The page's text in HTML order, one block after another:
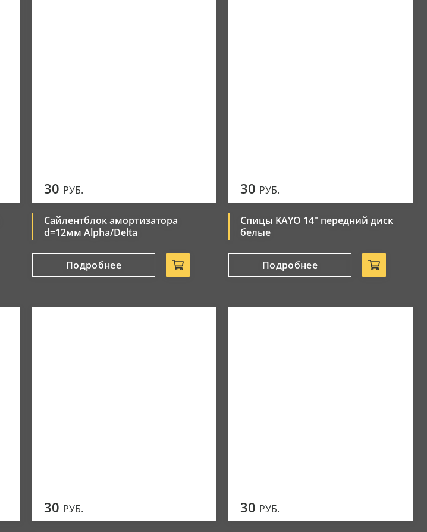
30 РУБ.
Сайлентблок амортизатора
d=12мм Alpha/Delta
Подробнее
30 РУБ.
Спицы KAYO 14" передний диск
белые
Подробнее
30 РУБ. 30 РУБ.